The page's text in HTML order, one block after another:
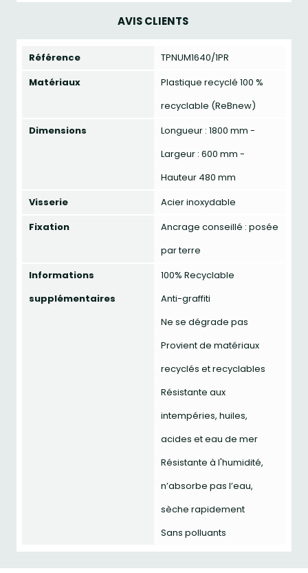
AVIS CLIENTS
Référence
TPNUM1640/1PR
Matériaux
Plastique recyclé 100 %
recyclable (ReBnew)
Dimensions
Longueur : 1800 mm -
Largeur : 600 mm -
Hauteur 480 mm
Visserie
Acier inoxydable
Fixation
Ancrage conseillé : posée
par terre
Informations
supplémentaires
100% Recyclable
Anti-graffiti
Ne se dégrade pas
Provient de matériaux
recyclés et recyclables
Résistante aux
intempéries, huiles,
acides et eau de mer
Résistante à l'humidité,
n’absorbe pas l’eau,
sèche rapidement
Sans polluants